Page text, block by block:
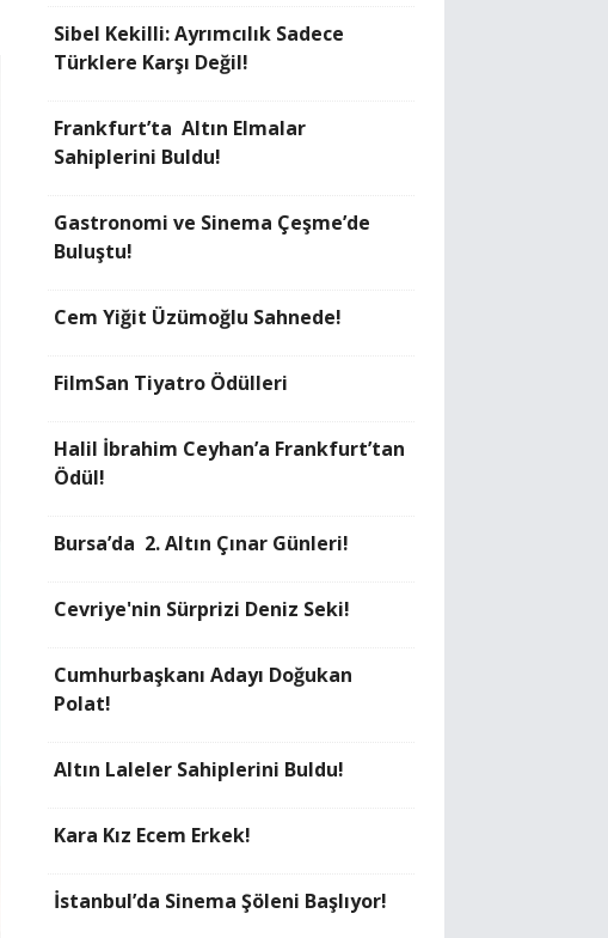
Sibel Kekilli: Ayrımcılık Sadece
Türklere Karşı Değil!
Frankfurt’ta Altın Elmalar
Sahiplerini Buldu!
Gastronomi ve Sinema Çeşme’de
Buluştu!
Cem Yiğit Üzümoğlu Sahnede!
FilmSan Tiyatro Ödülleri
Halil İbrahim Ceyhan’a Frankfurt’tan
Ödül!
Bursa’da 2. Altın Çınar Günleri!
Cevriye'nin Sürprizi Deniz Seki!
Cumhurbaşkanı Adayı Doğukan
Polat!
Altın Laleler Sahiplerini Buldu!
Kara Kız Ecem Erkek!
İstanbul’da Sinema Şöleni Başlıyor!